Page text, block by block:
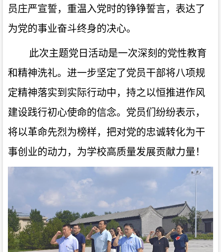
员庄严宣誓，重温入党时的铮铮誓言，表达了
为党的事业奋斗终身的决心。
此次主题党日活动是一次深刻的党性教育
和精神洗礼。进一步坚定了党员干部将八项规
定精神落实到实际行动中， 持之以恒推进作风
建设践行初心使命的信念。 党员们纷纷表示，
将以革命先烈为榜样，把对党的忠诚转化为干
事创业的动力，为学校高质量发展贡献力量！